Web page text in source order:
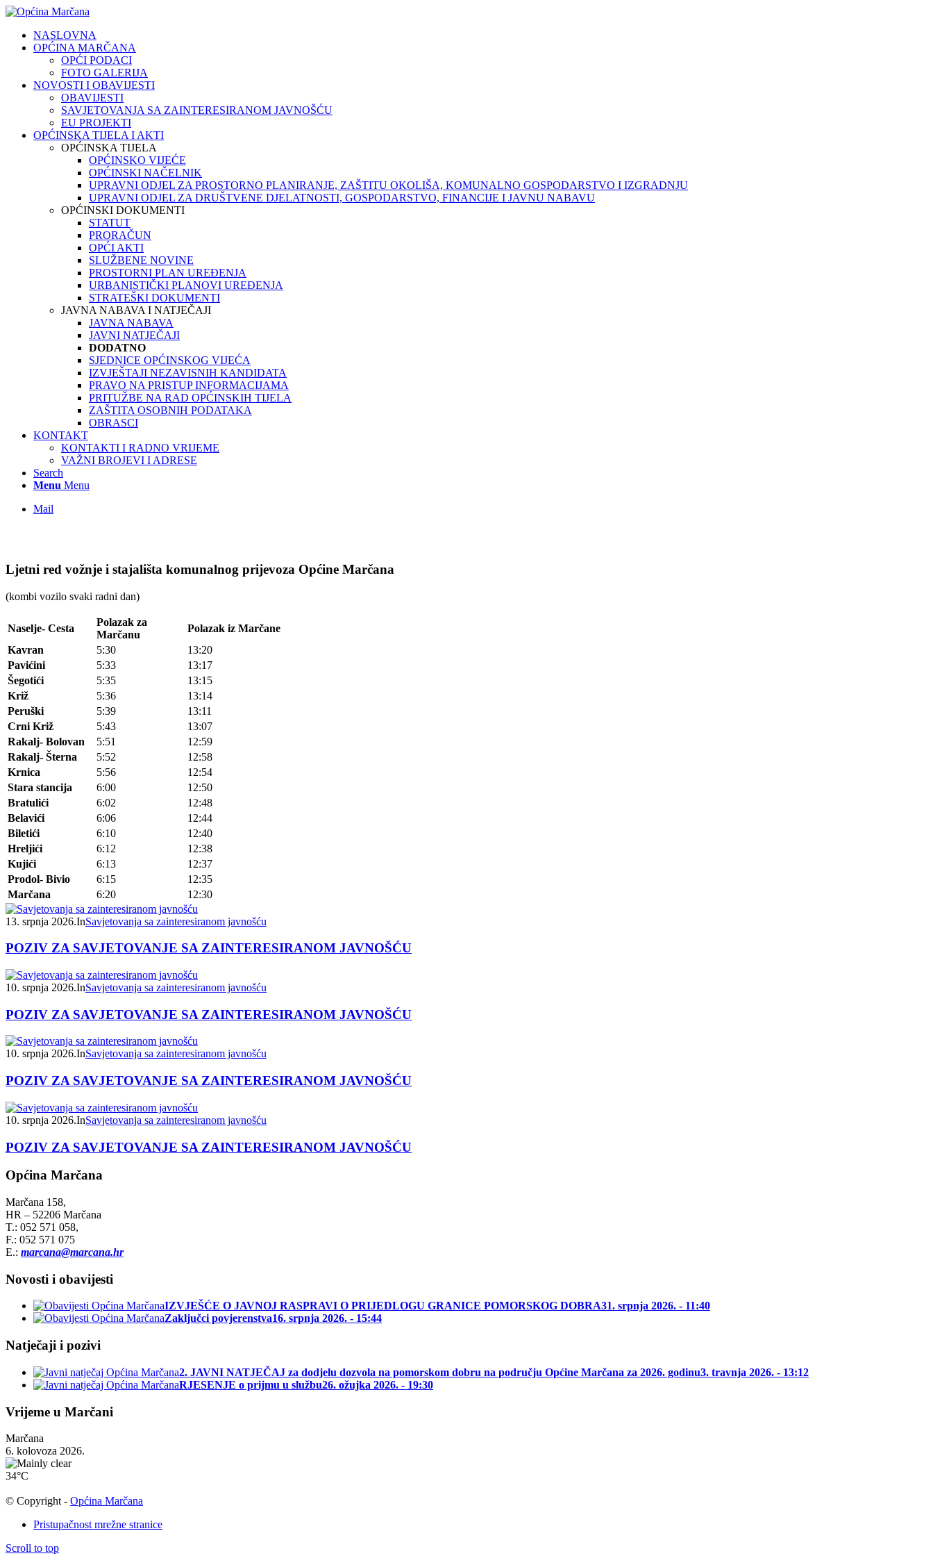
NASLOVNA
OPĆINA MARČANA
OPĆI PODACI
FOTO GALERIJA
NOVOSTI I OBAVIJESTI
OBAVIJESTI
SAVJETOVANJA SA ZAINTERESIRANOM JAVNOŠĆU
EU PROJEKTI
OPĆINSKA TIJELA I AKTI
OPĆINSKA TIJELA
OPĆINSKO VIJEĆE
OPĆINSKI NAČELNIK
UPRAVNI ODJEL ZA PROSTORNO PLANIRANJE, ZAŠTITU OKOLIŠA, KOMUNALNO GOSPODARSTVO I IZGRADNJU
UPRAVNI ODJEL ZA DRUŠTVENE DJELATNOSTI, GOSPODARSTVO, FINANCIJE I JAVNU NABAVU
OPĆINSKI DOKUMENTI
STATUT
PRORAČUN
OPĆI AKTI
SLUŽBENE NOVINE
PROSTORNI PLAN UREĐENJA
URBANISTIČKI PLANOVI UREĐENJA
STRATEŠKI DOKUMENTI
JAVNA NABAVA I NATJEČAJI
JAVNA NABAVA
JAVNI NATJEČAJI
DODATNO
SJEDNICE OPĆINSKOG VIJEĆA
IZVJEŠTAJI NEZAVISNIH KANDIDATA
PRAVO NA PRISTUP INFORMACIJAMA
PRITUŽBE NA RAD OPĆINSKIH TIJELA
ZAŠTITA OSOBNIH PODATAKA
OBRASCI
KONTAKT
KONTAKTI I RADNO VRIJEME
VAŽNI BROJEVI I ADRESE
Search
Menu Menu
Mail
Ljetni red vožnje i stajališta komunalnog prijevoza Općine Marčana
(kombi vozilo svaki radni dan)
Naselje- Cesta
Polazak za
Marčanu
Polazak iz Marčane
Kavran
5:30
13:20
Pavićini
5:33
13:17
Šegotići
5:35
13:15
Križ
5:36
13:14
Peruški
5:39
13:11
Crni Križ
5:43
13:07
Rakalj- Bolovan
5:51
12:59
Rakalj- Šterna
5:52
12:58
Krnica
5:56
12:54
Stara stancija
6:00
12:50
Bratulići
6:02
12:48
Belavići
6:06
12:44
Biletići
6:10
12:40
Hreljići
6:12
12:38
Kujići
6:13
12:37
Prodol- Bivio
6:15
12:35
Marčana
6:20 12:30
13. srpnja 2026.InSavjetovanja sa zainteresiranom javnošću
POZIV ZA SAVJETOVANJE SA ZAINTERESIRANOM JAVNOŠĆU
10. srpnja 2026.InSavjetovanja sa zainteresiranom javnošću
POZIV ZA SAVJETOVANJE SA ZAINTERESIRANOM JAVNOŠĆU
10. srpnja 2026.InSavjetovanja sa zainteresiranom javnošću
POZIV ZA SAVJETOVANJE SA ZAINTERESIRANOM JAVNOŠĆU
10. srpnja 2026.InSavjetovanja sa zainteresiranom javnošću
POZIV ZA SAVJETOVANJE SA ZAINTERESIRANOM JAVNOŠĆU
Općina Marčana
Marčana 158,
HR – 52206 Marčana
T.: 052 571 058,
F.: 052 571 075
E.: marcana@marcana.hr
Novosti i obavijesti
IZVJEŠĆE O JAVNOJ RASPRAVI O PRIJEDLOGU GRANICE POMORSKOG DOBRA31. srpnja 2026. - 11:40
Zaključci povjerenstva16. srpnja 2026. - 15:44
Natječaji i pozivi
2. JAVNI NATJEČAJ za dodjelu dozvola na pomorskom dobru na području Općine Marčana za 2026. godinu3. travnja 2026. - 13:12
RJESENJE o prijmu u službu26. ožujka 2026. - 19:30
Vrijeme u Marčani
Marčana
6. kolovoza 2026.
34°C
© Copyright - Općina Marčana
Pristupačnost mrežne stranice
Scroll to top